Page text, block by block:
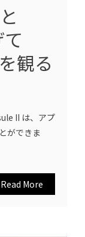
観る
II は、アプ
ができま
Read More